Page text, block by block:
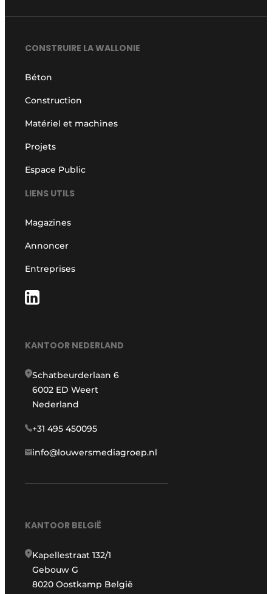
CONSTRUIRE LA WALLONIE
Béton
Construction
Matériel et machines
Projets
Espace Public
LIENS UTILS
Magazines
Annoncer
Entreprises
KANTOOR NEDERLAND
Schatbeurderlaan 6
6002 ED Weert
Nederland
+31 495 450095
info@louwersmediagroep.nl
KANTOOR BELGIË
Kapellestraat 132/1
Gebouw G
8020 Oostkamp België